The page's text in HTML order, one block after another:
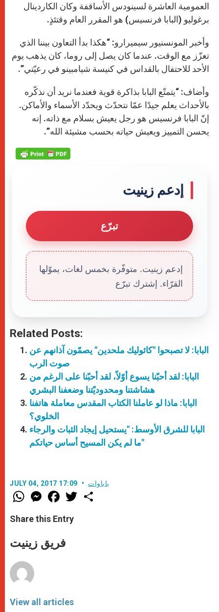
العمومية العاشرة لسينودس الأساقفة وكان الكاردينال
برغوليو (البابا فرنسيس) هو المقرر العام وقتئذٍ.
وأخبر المونسنيور سيميرارو: “هكذا بدأ التعاون بيننا الذي
تعزّز مع الوقت. عندما كان يصل إلى روما، كان يذهب يوم
الأحد للاحتفال بالقداس في كنيسة شيامبينو في رعيّتي”.
وأضاف: “يتمتّع البابا بذاكرة قوية فعندما نريد أن نذكّره
بالأحداث يعلم جيدًا عمّا نتحدّث ويحدّد الأسماء والأماكن.
إنّ البابا فرنسيس هو رجل يعيش بسلام مع ذاته. إنه
يحسن التمييز ويعيش حياته بحسب مشيئة الله”.
إدعم زينيت
تبرّع
إدعم زينيت. متوفّرة بخمس لغات، يموّلها
القرّاء. إشترك تبرّع
Related Posts:
البابا: لا تصبحوا "كاثوليك ملحدين" يصمّون آذانهم عن
صوت الرب
البابا: لقد أحبّنا يسوع أوّلاً، لقد أحبّنا على الرغم من
هشاشتنا ومحدوديّتنا وضعفنا البشري
البابا: ماذا لو عاملنا الكتاب المقدس معاملة هاتفنا
الخلوي؟
البابا للشرق الأوسط: "يستحيل إيجاد الثبات والرجاء
ما لم يكن المسيح أساس حياتكم"
JULY 04, 2017 17:09 باباوات
W
h
t
s
p
p
M
e
s
e
g
e
F
a
e
b
o
k
w
Share this Entry
فريق زينيت
View all articles